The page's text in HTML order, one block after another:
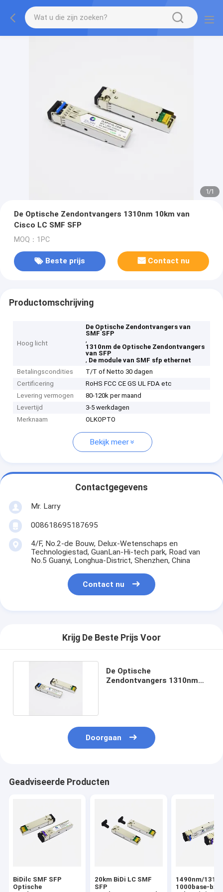
1/1
De Optische Zendontvangers 1310nm 10km van
Cisco LC SMF SFP
MOQ：1PC
Beste prijs Contact nu
Productomschrijving
Hoog licht
De Optische Zendontvangers van
SMF SFP
,
1310nm de Optische Zendontvangers
van SFP
, De module van SMF sfp ethernet
Betalingscondities
T/T of Netto 30 dagen
Certificering
RoHS FCC CE GS UL FDA etc
Levering vermogen
80-120k per maand
Levertijd
3-5 werkdagen
Merknaam
OLKOPTO
Bekijk meer
Contactgegevens
Mr. Larry
008618695187695
4/F, No.2-de Bouw, Delux-Wetenschaps en
Technologiestad, GuanLan-Hi-tech park, Road van
No.5 Guanyi, Longhua-District, Shenzhen, China
Contact nu
Krijg De Beste Prijs Voor
De Optische
Zendontvangers 1310nm
Doorgaan
Geadviseerde Producten
BiDilc SMF SFP
Optische
20km BiDi LC SMF
SFP
1490nm/
1000base-bx-